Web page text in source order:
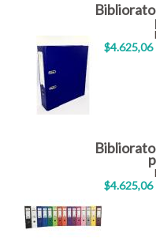
$4.625,06
$4.625,06